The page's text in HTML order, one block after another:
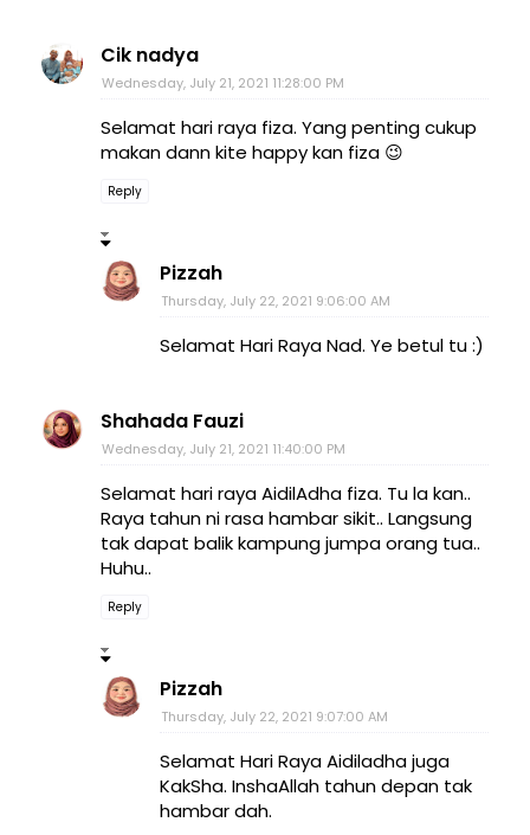
Cik nadya
Wednesday, July 21, 2021 11:28:00 PM
Selamat hari raya fiza. Yang penting cukup
makan dann kite happy kan fiza 😉
Reply
Pizzah
Thursday, July 22, 2021 9:06:00 AM
Selamat Hari Raya Nad. Ye betul tu :)
Shahada Fauzi
Wednesday, July 21, 2021 11:40:00 PM
Selamat hari raya AidilAdha fiza. Tu la kan..
Raya tahun ni rasa hambar sikit.. Langsung
tak dapat balik kampung jumpa orang tua..
Huhu..
Reply
Pizzah
Thursday, July 22, 2021 9:07:00 AM
Selamat Hari Raya Aidiladha juga
KakSha. InshaAllah tahun depan tak
hambar dah.